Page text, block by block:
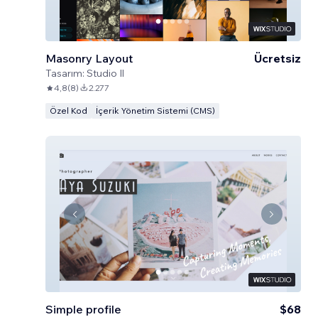
Masonry Layout
Tasarım: Studio Il
Ücretsiz
4,8(8) 2.277
Özel Kod İçerik Yönetim Sistemi (CMS)
Simple profile $68